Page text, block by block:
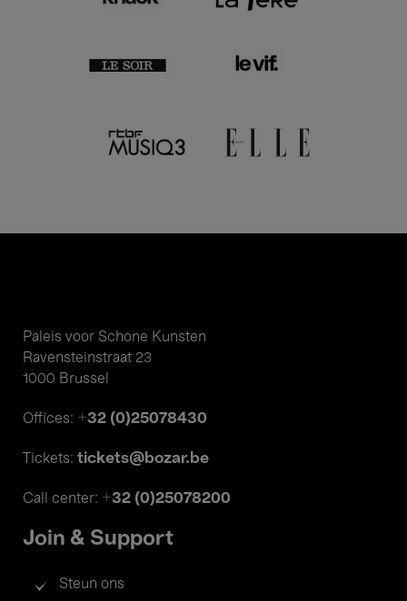
Paleis voor Schone Kunsten
Ravensteinstraat 23
1000 Brussel
Offices: +32 (0)25078430
Tickets: tickets@bozar.be
Call center: +32 (0)25078200
Join & Support
Steun ons